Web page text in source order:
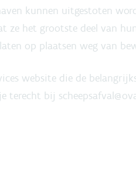
kunnen uitgestoten
ze het grootste deel van
op plaatsen weg van
website die de
bij